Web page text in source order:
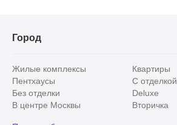
Город
Жилые комплексы
Квартиры
Пентхаусы
С отделкой
Без отделки
Deluxe
В центре Москвы
Вторичка